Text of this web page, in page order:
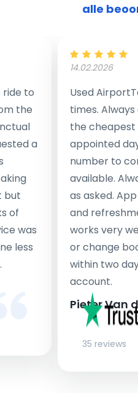
alle
to
the
a
but
of
was
less
14.02.2026
Used
times.
the cheapest
appointed
number to
available.
as asked.
and
works very
or change
within two
account.
Pieter Van
35 reviews